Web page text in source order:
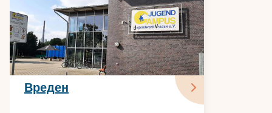
Вреден